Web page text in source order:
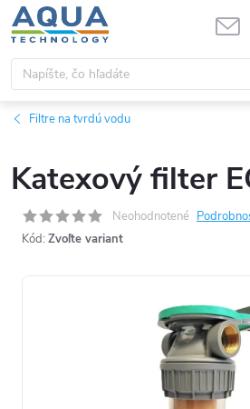
Prejsť
na
obsah
Filtre na tvrdú vodu
Katexový filter
Neohodnotené
Kód: Zvoľte variant